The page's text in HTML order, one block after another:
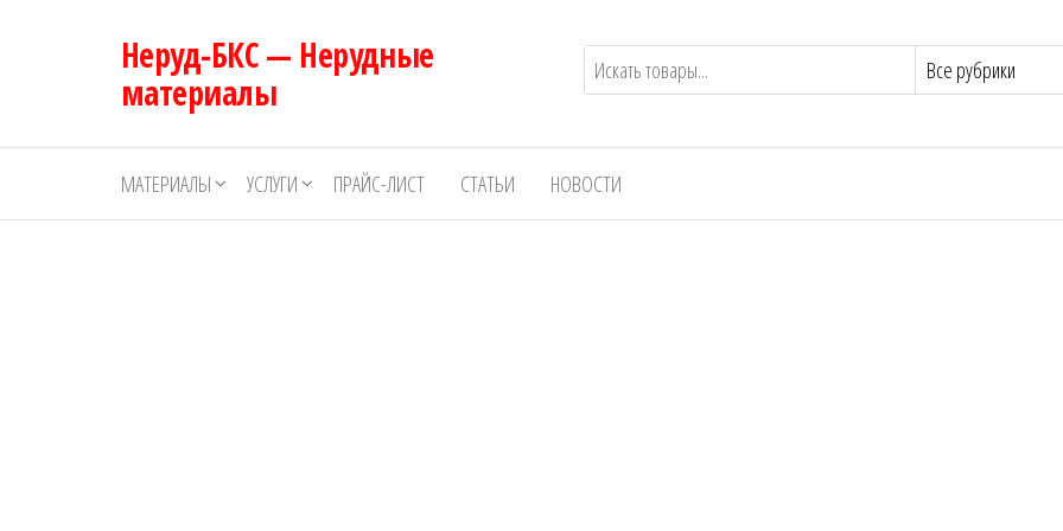
Неруд-БКС — Нерудные
материалы
МАТЕРИАЛЫ УСЛУГИ ПРАЙС-ЛИСТ СТАТЬИ НОВОСТИ